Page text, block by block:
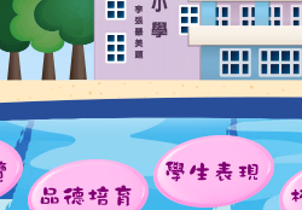
品德培育
學生表現